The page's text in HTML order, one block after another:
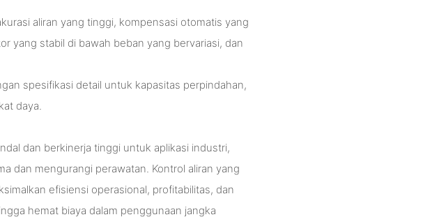
aliran yang tinggi, kompensasi otomatis yang
yang stabil di bawah beban yang bervariasi, dan
spesifikasi detail untuk kapasitas perpindahan,
daya.
dan berkinerja tinggi untuk aplikasi industri,
dan mengurangi perawatan. Kontrol aliran yang
efisiensi operasional, profitabilitas, dan
hemat biaya dalam penggunaan jangka